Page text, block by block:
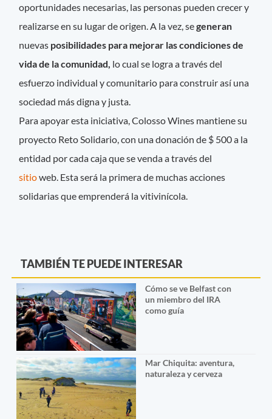
oportunidades necesarias, las personas pueden crecer y
realizarse en su lugar de origen. A la vez, segeneran
nuevas posibilidades para mejorar las condiciones de
vida de la comunidad, lo cual se logra a través del
esfuerzo individual y comunitario para construir así una
sociedad más digna y justa.
Para apoyar esta iniciativa, Colosso Wines mantiene su
proyecto Reto Solidario, con una donación de $ 500 a la
entidad por cada caja que se venda a través del
sitioweb. Esta será la primera de muchas acciones
solidarias que emprenderá la vitivinícola.
TAMBIÉN TE PUEDE INTERESAR
Cómo se ve Belfast con
un miembro del IRA
como guía
Mar Chiquita: aventura,
naturaleza y cerveza